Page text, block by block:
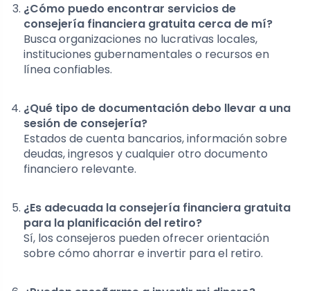
¿Cómo puedo encontrar servicios de
consejería financiera gratuita cerca de mí?
Busca organizaciones no lucrativas locales,
instituciones gubernamentales o recursos en
línea confiables.
¿Qué tipo de documentación debo llevar a una
sesión de consejería?
Estados de cuenta bancarios, información sobre
deudas, ingresos y cualquier otro documento
financiero relevante.
¿Es adecuada la consejería financiera gratuita
para la planificación del retiro?
Sí, los consejeros pueden ofrecer orientación
sobre cómo ahorrar e invertir para el retiro.